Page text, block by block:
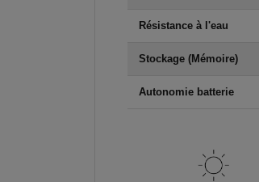
Résistance à l'eau
Stockage (Mémoire)
Autonomie batterie